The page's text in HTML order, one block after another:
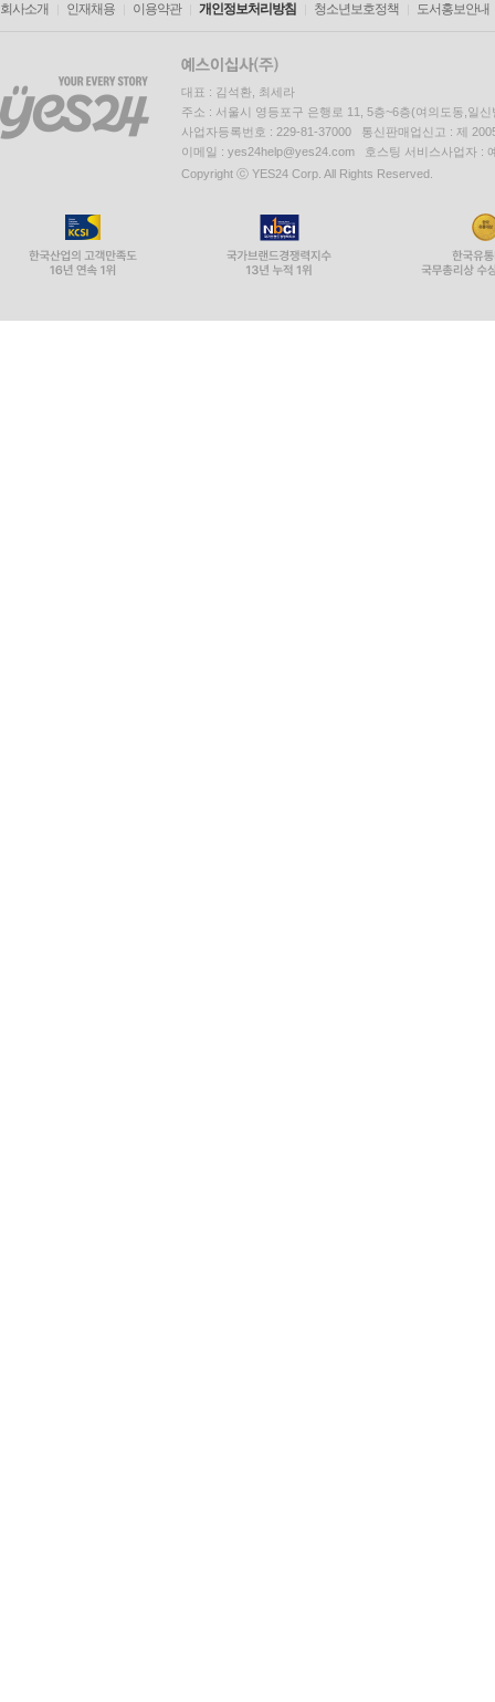
회사소개 인재채용 이용약관 개인정보처리방침 청소년보호정책 도서홍보안내
대표 : 김석환, 최세라
주소 : 서울시 영등포구 은행로 11, 5층~6층(여의도동,일신
사업자등록번호 : 229-81-37000 통신판매업신고 : 제
이메일 : yes24help@yes24.com 호스팅 서비스사업자 :
Copyright ⓒ YES24 Corp. All Rights Reserved.